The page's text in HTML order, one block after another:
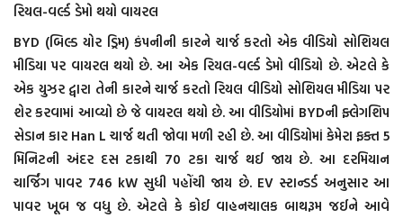
રિયલ-વર્લ્ડ ડેમો થયો વાયરલ
BYD (બિલ્ડ યોર ડ્રિમ) કંપનીની કારને ચાર્જ કરતો એક વીડિયો સોશિયલ
મીડિયા પર વાયરલ થયો છે. આ એક રિયલ-વર્લ્ડ ડેમો વીડિયો છે. એટલે કે
એક યુઝર દ્વારા તેની કારને ચાર્જ કરતો રિયલ વીડિયો સોશિયલ મીડિયા પર
શેર કરવામાં આવ્યો છે જે વાયરલ થયો છે. આ વીડિયોમાં BYDની ફ્લેગશિપ
સેડાન કાર Han L ચાર્જ થતી જોવા મળી રહી છે. આ વીડિયોમાં કેમેરા ફક્ત 5
મિનિટની અંદર દસ ટકાથી 70 ટકા ચાર્જ થઈ જાય છે. આ દરમિયાન
ચાર્જિંગ પાવર 746 kW સુધી પહોંચી જાય છે. EV સ્ટાન્ડર્ડ અનુસાર આ
પાવર ખૂબ જ વધુ છે. એટલે કે કોઈ વાહનચાલક બાથરૂમ જઈને આવે